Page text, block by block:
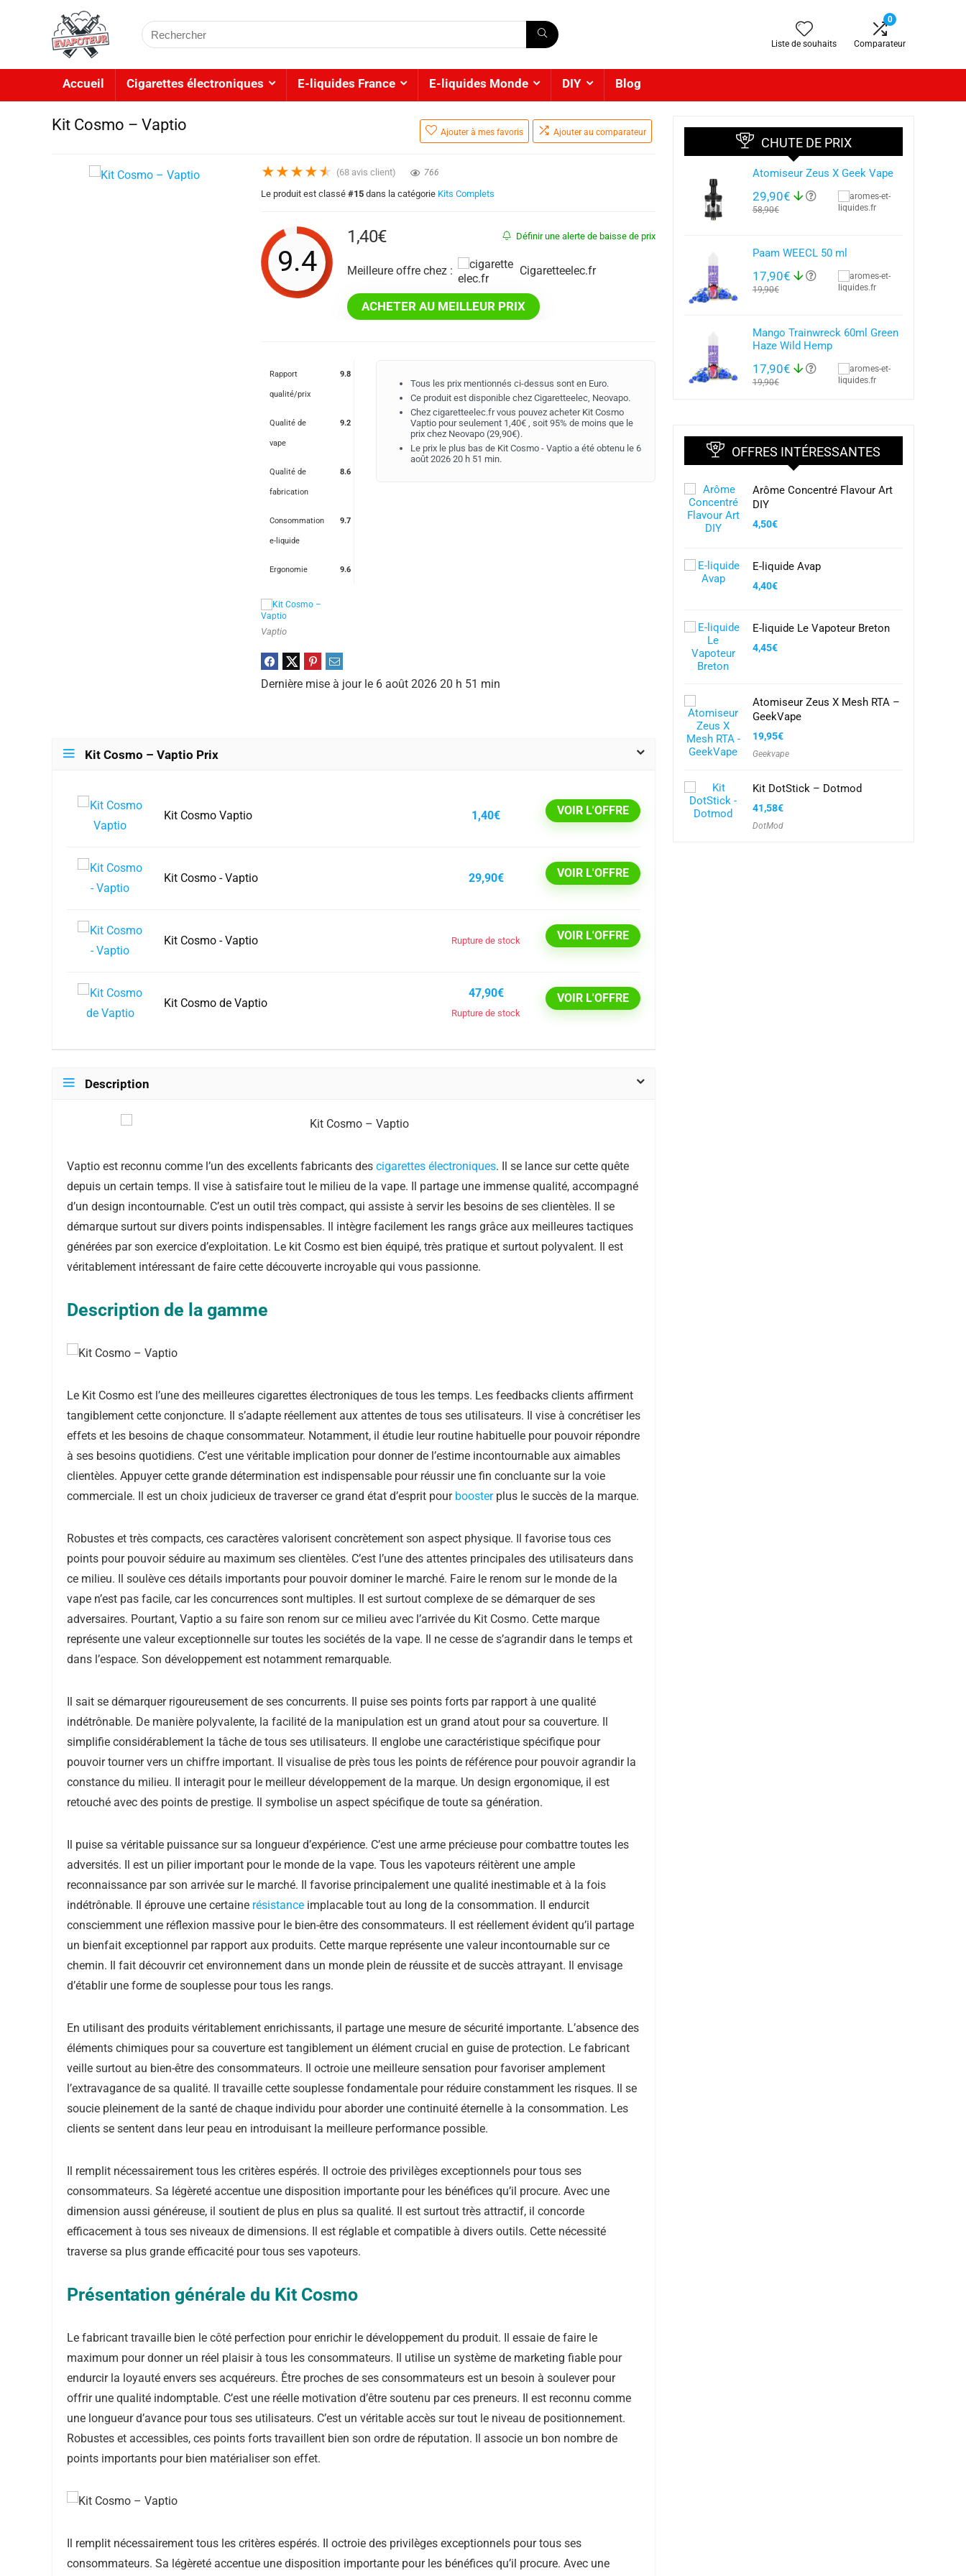
Liste de souhaits
0
Comparateur
Accueil Cigarettes électroniques E-liquides France E-liquides Monde DIY Blog
Kit Cosmo – Vaptio Ajouter à mes favoris Ajouter au comparateur
★★★★★ (68 avis client) 766
Le produit est classé#15 dans la catégorie Kits Complets
9.4
Définir une alerte de baisse de prix
1,40€
Meilleure offre chez : cigaretteelec.fr
ACHETER AU MEILLEUR PRIX
Rapport
qualité/prix
9.8
Qualité de
vape
9.2
Qualité de
fabrication
8.6
Consommation
e-liquide
9.7
Ergonomie 9.6
Tous les prix mentionnés ci-dessus sont en Euro.
Ce produit est disponible chez Cigaretteelec, Neovapo.
Chez cigaretteelec.fr vous pouvez acheter Kit Cosmo
Vaptio pour seulement 1,40€ , soit 95% de moins que le
prix chez Neovapo (29,90€).
Le prix le plus bas de Kit Cosmo - Vaptio a été obtenu le 6
août 2026 20 h 51 min.
Vaptio
Dernière mise à jour le 6 août 2026 20 h 51 min
Kit Cosmo – Vaptio Prix
Kit Cosmo Vaptio 1,40€ VOIR L'OFFRE
Kit Cosmo - Vaptio 29,90€ VOIR L'OFFRE
Kit Cosmo - Vaptio Rupture de stock VOIR L'OFFRE
Kit Cosmo de Vaptio
47,90€
Rupture de stock
VOIR L'OFFRE
Description
Vaptio est reconnu comme l’un des excellents fabricants des cigarettes électroniques. Il se lance sur cette quête
depuis un certain temps. Il vise à satisfaire tout le milieu de la vape. Il partage une immense qualité, accompagné
d’un design incontournable. C’est un outil très compact, qui assiste à servir les besoins de ses clientèles. Il se
démarque surtout sur divers points indispensables. Il intègre facilement les rangs grâce aux meilleures tactiques
générées par son exercice d’exploitation. Le kit Cosmo est bien équipé, très pratique et surtout polyvalent. Il est
véritablement intéressant de faire cette découverte incroyable qui vous passionne.
Description de la gamme
Le Kit Cosmo est l’une des meilleures cigarettes électroniques de tous les temps. Les feedbacks clients affirment
tangiblement cette conjoncture. Il s’adapte réellement aux attentes de tous ses utilisateurs. Il vise à concrétiser les
effets et les besoins de chaque consommateur. Notamment, il étudie leur routine habituelle pour pouvoir répondre
à ses besoins quotidiens. C’est une véritable implication pour donner de l’estime incontournable aux aimables
clientèles. Appuyer cette grande détermination est indispensable pour réussir une fin concluante sur la voie
commerciale. Il est un choix judicieux de traverser ce grand état d’esprit pour boosterplus le succès de la marque.
Robustes et très compacts, ces caractères valorisent concrètement son aspect physique. Il favorise tous ces
points pour pouvoir séduire au maximum ses clientèles. C’est l’une des attentes principales des utilisateurs dans
ce milieu. Il soulève ces détails importants pour pouvoir dominer le marché. Faire le renom sur le monde de la
vape n’est pas facile, car les concurrences sont multiples. Il est surtout complexe de se démarquer de ses
adversaires. Pourtant, Vaptio a su faire son renom sur ce milieu avec l’arrivée du Kit Cosmo. Cette marque
représente une valeur exceptionnelle sur toutes les sociétés de la vape. Il ne cesse de s’agrandir dans le temps et
dans l’espace. Son développement est notamment remarquable.
Il sait se démarquer rigoureusement de ses concurrents. Il puise ses points forts par rapport à une qualité
indétrônable. De manière polyvalente, la facilité de la manipulation est un grand atout pour sa couverture. Il
simplifie considérablement la tâche de tous ses utilisateurs. Il englobe une caractéristique spécifique pour
pouvoir tourner vers un chiffre important. Il visualise de près tous les points de référence pour pouvoir agrandir la
constance du milieu. Il interagit pour le meilleur développement de la marque. Un design ergonomique, il est
retouché avec des points de prestige. Il symbolise un aspect spécifique de toute sa génération.
Il puise sa véritable puissance sur sa longueur d’expérience. C’est une arme précieuse pour combattre toutes les
adversités. Il est un pilier important pour le monde de la vape. Tous les vapoteurs réitèrent une ample
reconnaissance par son arrivée sur le marché. Il favorise principalement une qualité inestimable et à la fois
indétrônable. Il éprouve une certaine résistance implacable tout au long de la consommation. Il endurcit
consciemment une réflexion massive pour le bien-être des consommateurs. Il est réellement évident qu’il partage
un bienfait exceptionnel par rapport aux produits. Cette marque représente une valeur incontournable sur ce
chemin. Il fait découvrir cet environnement dans un monde plein de réussite et de succès attrayant. Il envisage
d’établir une forme de souplesse pour tous les rangs.
En utilisant des produits véritablement enrichissants, il partage une mesure de sécurité importante. L’absence des
éléments chimiques pour sa couverture est tangiblement un élément crucial en guise de protection. Le fabricant
veille surtout au bien-être des consommateurs. Il octroie une meilleure sensation pour favoriser amplement
l’extravagance de sa qualité. Il travaille cette souplesse fondamentale pour réduire constamment les risques. Il se
soucie pleinement de la santé de chaque individu pour aborder une continuité éternelle à la consommation. Les
clients se sentent dans leur peau en introduisant la meilleure performance possible.
Il remplit nécessairement tous les critères espérés. Il octroie des privilèges exceptionnels pour tous ses
consommateurs. Sa légèreté accentue une disposition importante pour les bénéfices qu’il procure. Avec une
dimension aussi généreuse, il soutient de plus en plus sa qualité. Il est surtout très attractif, il concorde
efficacement à tous ses niveaux de dimensions. Il est réglable et compatible à divers outils. Cette nécessité
traverse sa plus grande efficacité pour tous ses vapoteurs.
Présentation générale du Kit Cosmo
Le fabricant travaille bien le côté perfection pour enrichir le développement du produit. Il essaie de faire le
maximum pour donner un réel plaisir à tous les consommateurs. Il utilise un système de marketing fiable pour
endurcir la loyauté envers ses acquéreurs. Être proches de ses consommateurs est un besoin à soulever pour
offrir une qualité indomptable. C’est une réelle motivation d’être soutenu par ces preneurs. Il est reconnu comme
une longueur d’avance pour tous ses utilisateurs. C’est un véritable accès sur tout le niveau de positionnement.
Robustes et accessibles, ces points forts travaillent bien son ordre de réputation. Il associe un bon nombre de
points importants pour bien matérialiser son effet.
Il remplit nécessairement tous les critères espérés. Il octroie des privilèges exceptionnels pour tous ses
consommateurs. Sa légèreté accentue une disposition importante pour les bénéfices qu’il procure. Avec une
CHUTE DE PRIX
Atomiseur Zeus X Geek Vape
29,90€
58,90€
Paam WEECL 50 ml
17,90€
19,90€
Mango Trainwreck 60ml Green
Haze Wild Hemp
17,90€
19,90€
OFFRES INTÉRESSANTES
Arôme Concentré Flavour Art
DIY
4,50€
E-liquide Avap
4,40€
E-liquide Le Vapoteur Breton
4,45€
Atomiseur Zeus X Mesh RTA –
GeekVape
19,95€
Geekvape
Kit DotStick – Dotmod
41,58€
DotMod